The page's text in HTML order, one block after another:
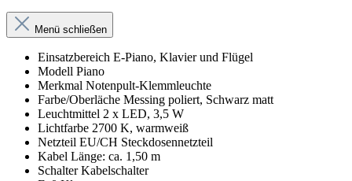
Menü schließen
Einsatzbereich E-Piano, Klavier und Flügel
Modell Piano
Merkmal Notenpult-Klemmleuchte
Farbe/Oberläche Messing poliert, Schwarz matt
Leuchtmittel 2 x LED, 3,5 W
Lichtfarbe 2700 K, warmweiß
Netzteil EU/CH Steckdosennetzteil
Kabel Länge: ca. 1,50 m
Schalter Kabelschalter